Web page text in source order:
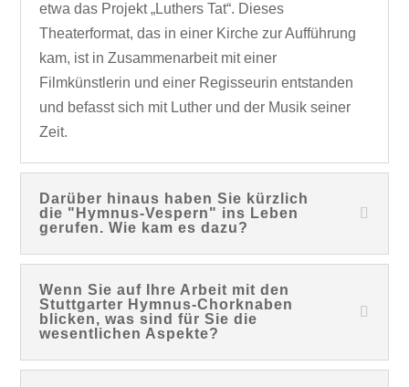
etwa das Projekt „Luthers Tat“. Dieses
Theaterformat, das in einer Kirche zur Aufführung
kam, ist in Zusammenarbeit mit einer
Filmkünstlerin und einer Regisseurin entstanden
und befasst sich mit Luther und der Musik seiner
Zeit.
Darüber hinaus haben Sie kürzlich
die "Hymnus-Vespern" ins Leben
gerufen. Wie kam es dazu?
Wenn Sie auf Ihre Arbeit mit den
Stuttgarter Hymnus-Chorknaben
blicken, was sind für Sie die
wesentlichen Aspekte?